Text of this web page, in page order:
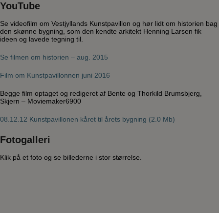
YouTube
Se videofilm om Vestjyllands Kunstpavillon og hør lidt om historien bag
den skønne bygning, som den kendte arkitekt Henning Larsen fik
ideen og lavede tegning til.
Se filmen om historien – aug. 2015
Film om Kunstpavillonnen juni 2016
Begge film optaget og redigeret af Bente og Thorkild Brumsbjerg,
Skjern – Moviemaker6900
08.12.12 Kunstpavillonen kåret til årets bygning (2.0 Mb)
Fotogalleri
Klik på et foto og se billederne i stor størrelse.